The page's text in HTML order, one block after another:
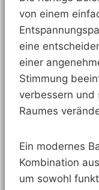
von einem
eine
einer
Stimmung
verbessern und
Raumes
Ein modernes
Kombination
um sowohl